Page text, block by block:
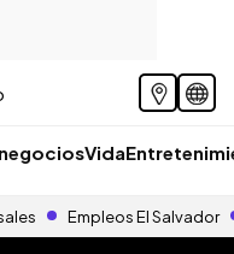
Vida
Empleos El Salvador